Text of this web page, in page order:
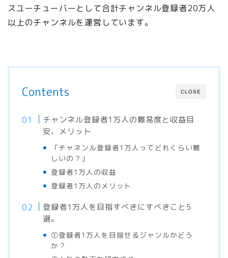
スユーチューバーとして合計チャンネル登録者20万人
以上のチャンネルを運営しています。
CLOSE
Contents
チャンネル登録者1万人の難易度と収益目
安、メリット
「チャネンル登録者1万人ってどれくらい難
しいの？」
登録者1万人の収益
登録者1万人のメリット
登録者1万人を目指すべきにすべきこと5
選。
①登録者1万人を目指せるジャンルかどう
か？